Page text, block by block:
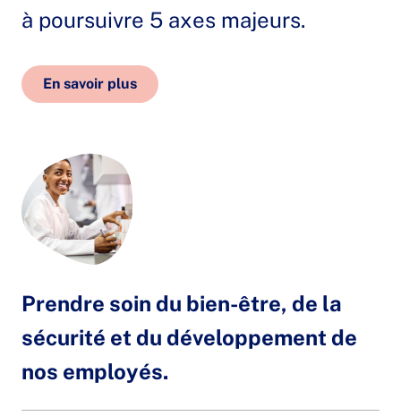
à poursuivre 5 axes majeurs.
En savoir plus
Prendre soin du bien-être, de la
sécurité et du développement de
nos employés.